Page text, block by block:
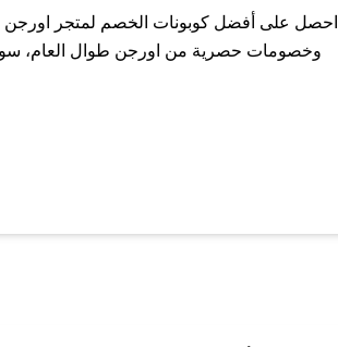
احصل على أفضل كوبونات الخصم لمتجر
وخصومات حصرية من اورجن طوال العام، سواءً
باستخدام تطبيق صحصح، يمكنك